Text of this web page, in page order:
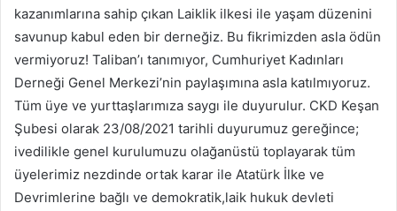
kazanımlarına sahip çıkan Laiklik ilkesi ile yaşam düzenini
savunup kabul eden bir derneğiz. Bu fikrimizden asla ödün
vermiyoruz! Taliban’ı tanımıyor, Cumhuriyet Kadınları
Derneği Genel Merkezi’nin paylaşımına asla katılmıyoruz.
Tüm üye ve yurttaşlarımıza saygı ile duyurulur. CKD Keşan
Şubesi olarak 23/08/2021 tarihli duyurumuz gereğince;
ivedilikle genel kurulumuzu olağanüstü toplayarak tüm
üyelerimiz nezdinde ortak karar ile Atatürk İlke ve
Devrimlerine bağlı ve demokratik,laik hukuk devleti